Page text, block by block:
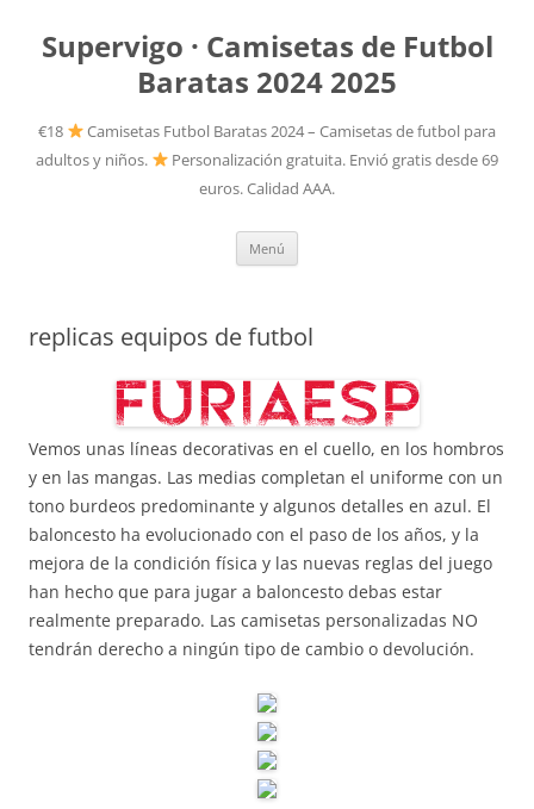
Supervigo · Camisetas de Futbol
Baratas 2024 2025
€18
Camisetas Futbol Baratas 2024 – Camisetas de futbol para
adultos y niños.
Personalización gratuita. Envió gratis desde 69
euros. Calidad AAA.
Menú
replicas equipos de futbol
Vemos unas líneas decorativas en el cuello, en los hombros
y en las mangas. Las medias completan el uniforme con un
tono burdeos predominante y algunos detalles en azul. El
baloncesto ha evolucionado con el paso de los años, y la
mejora de la condición física y las nuevas reglas del juego
han hecho que para jugar a baloncesto debas estar
realmente preparado. Las camisetas personalizadas NO
tendrán derecho a ningún tipo de cambio o devolución.